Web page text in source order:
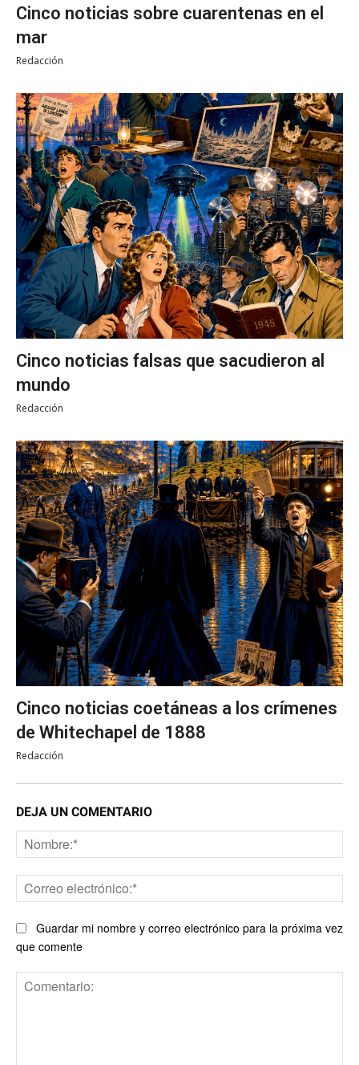
Cinco noticias sobre cuarentenas en el
mar
Redacción
Cinco noticias falsas que sacudieron al
mundo
Redacción
Cinco noticias coetáneas a los crímenes
de Whitechapel de 1888
Redacción
DEJA UN COMENTARIO
Guardar mi nombre y correo electrónico para la próxima vez
que comente